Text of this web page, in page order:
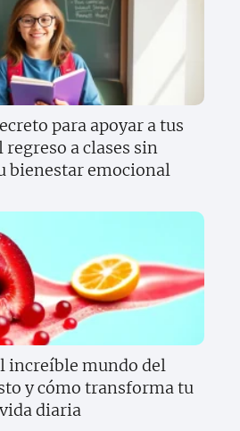
para apoyar a tus
a clases sin
bienestar emocional
increíble mundo del
y cómo transforma tu
vida diaria